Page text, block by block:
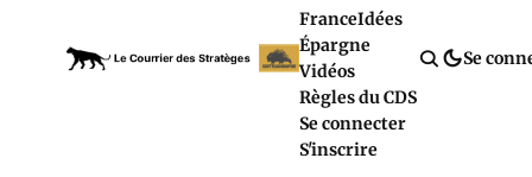
FranceIdées
Épargne
Vidéos
Règles du CDS
Se connecter
S'inscrire
Se